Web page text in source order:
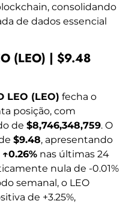
consolidando
de dados essencial
(LEO) | $9.48
LEO (LEO) fecha o
posição, com
de $8,746,348,759. O
$9.48, apresentando
↑0.26% nas últimas 24
nula de -0.01%
semanal, o LEO
de +3.25%,